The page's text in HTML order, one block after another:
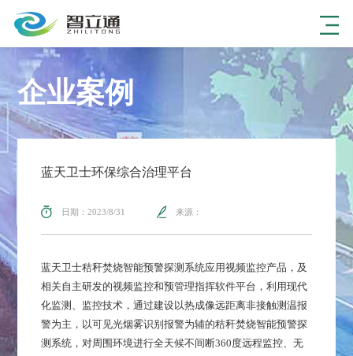
企业案例
蓝天卫士环保综合治理平台
日期：2023/8/31 来源：
蓝天卫士秸秆焚烧智能预警探测系统应用视频监控产品，及
相关自主研发的视频监控和预管理指挥软件平台，利用现代
化监测、监控技术，通过建设以热成像远距离非接触测温报
警为主，以可见光烟雾识别报警为辅的秸秆焚烧智能预警探
测系统，对周围环境进行全天候不间断360度远程监控、无